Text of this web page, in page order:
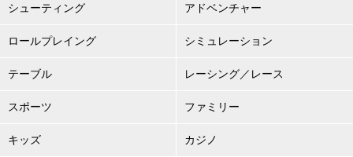
シューティング アドベンチャー
ロールプレイング シミュレーション
テーブル レーシング／レース
スポーツ ファミリー
キッズ カジノ